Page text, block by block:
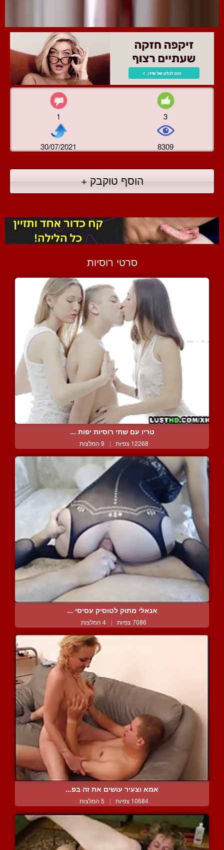
1 3
30/07/2021 8309
הוסף טוקבק +
סרטי רוסיות
טריו עם שתי רוסיות יפות ...
12268 צפיות | 9 המלצות
אנאלי מתוק לטוסיק עסיסי ...
7086 צפיות | 4 המלצות
אמא וצעיר עושים את זה בפ...
10684 צפיות | 5 המלצות